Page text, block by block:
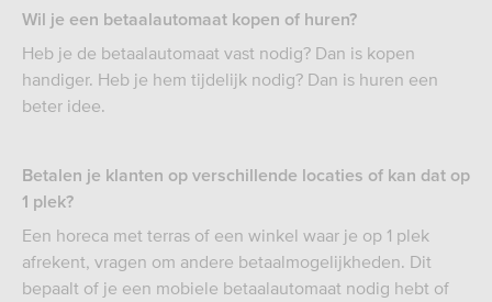
Wil je een betaalautomaat kopen of huren?
Heb je de betaalautomaat vast nodig? Dan is kopen
handiger. Heb je hem tijdelijk nodig? Dan is huren een
beter idee.
Betalen je klanten op verschillende locaties of kan dat op
1 plek?
Een horeca met terras of een winkel waar je op 1 plek
afrekent, vragen om andere betaalmogelijkheden. Dit
bepaalt of je een mobiele betaalautomaat nodig hebt of